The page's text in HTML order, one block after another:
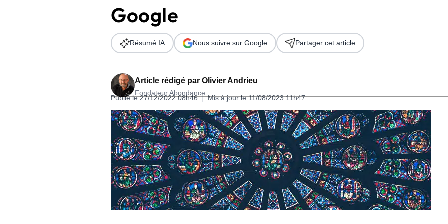
Télécharger l'Ebook
Formation SEO & GEO - Edition 2026
244.30€ HT au lieu de 349€ pendant 1 mois !
Google
Article rédigé par Olivier Andrieu
Fondateur Abondance
Publié le 27/12/2022 08h46 | Mis à jour le 11/08/2023 11h47
Résumé IA Nous suivre sur Google Partager cet article